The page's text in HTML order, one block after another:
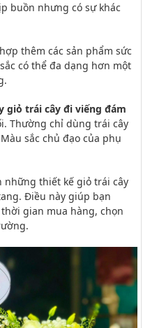
buồn nhưng có sự khác
thêm các sản phẩm sức
có thể đa dạng hơn một
giỏ trái cây đi viếng đám
Thường chỉ dùng trái cây
sắc chủ đạo của phụ
những thiết kế giỏ trái cây
Điều này giúp bạn
gian mua hàng, chọn